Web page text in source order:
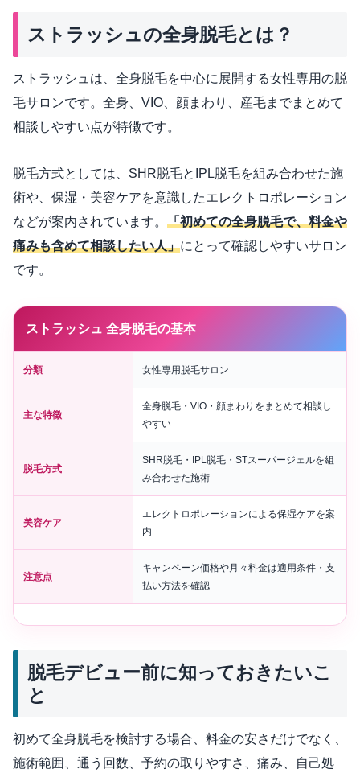
ストラッシュの全身脱毛とは？
ストラッシュは、全身脱毛を中心に展開する女性専用の脱
毛サロンです。全身、VIO、顔まわり、産毛までまとめて
相談しやすい点が特徴です。
脱毛方式としては、SHR脱毛とIPL脱毛を組み合わせた施
術や、保湿・美容ケアを意識したエレクトロポレーション
などが案内されています。 「初めての全身脱毛で、料金や
痛みも含めて相談したい人」にとって確認しやすいサロン
です。
ストラッシュ 全身脱毛の基本
分類 女性専用脱毛サロン
主な特徴
全身脱毛・VIO・顔まわりをまとめて相談し
やすい
脱毛方式
SHR脱毛・IPL脱毛・STスーパージェルを組
み合わせた施術
美容ケア
エレクトロポレーションによる保湿ケアを案
内
注意点
キャンペーン価格や月々料金は適用条件・支
払い方法を確認
脱毛デビュー前に知っておきたいこ
と
初めて全身脱毛を検討する場合、料金の安さだけでなく、
施術範囲、通う回数、予約の取りやすさ、痛み、自己処